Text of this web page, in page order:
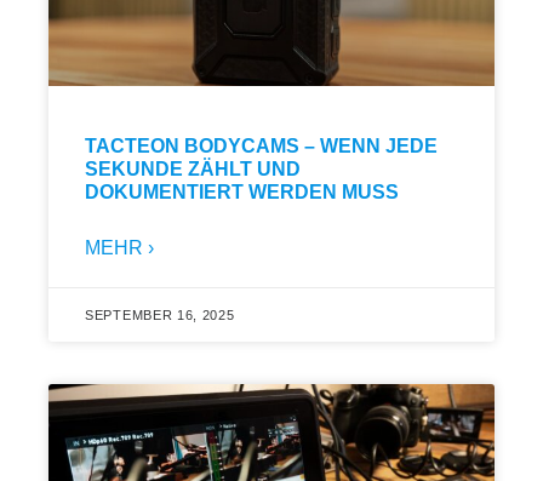
TACTEON BODYCAMS – WENN JEDE
SEKUNDE ZÄHLT UND
DOKUMENTIERT WERDEN MUSS
MEHR ›
SEPTEMBER 16, 2025